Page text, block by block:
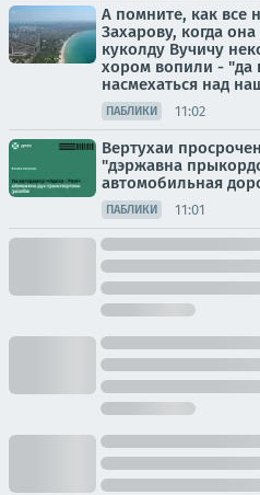
А помните, как все
Захарову, когда
куколду Вучичу
хором вопили - "да
насмехаться над
ПАБЛИКИ 11:02
Вертухаи
"дэржавна
автомобильная
ПАБЛИКИ 11:01